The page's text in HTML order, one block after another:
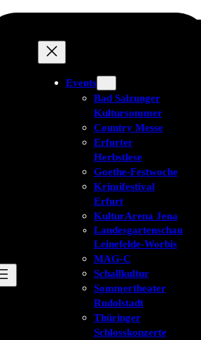
Events
Bad Salzunger
Kultursommer
Country Messe
Erfurter
Herbstlese
Goethe-Festwoche
Krimifestival
Erfurt
KulturArena Jena
Landesgartenschau
Leinefelde-Worbis
MAG-C
Schallkultur
Sommertheater
Rudolstadt
Thüringer
Schlosskonzerte